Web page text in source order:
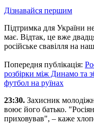
Дізнавайся першим
Підтримка для України
має. Відтак, це вже
російське свавілля на
Попередня публікація:
розбірки між Динамо та
футбол на руїнах
23:30. Захисник
воює його батько.
приховував", – каже